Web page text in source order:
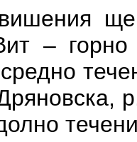
ще
–